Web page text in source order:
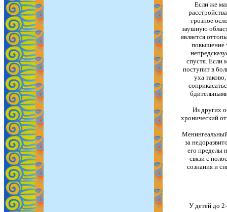
Если же
грозное
заушную
является
повышение
спустя. Если
поступит в
уха
Из других
хронический
за
его пределы
связи с
сознания и
У детей до